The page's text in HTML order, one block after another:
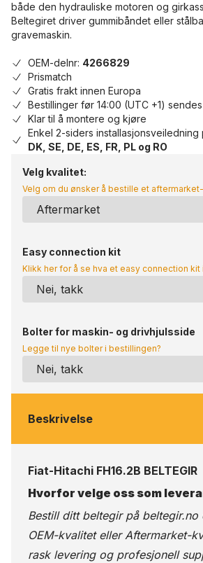
både den hydrauliske motoren og
Beltegiret driver gummibåndet eller
gravemaskin.
OEM-delnr: 4266829
Prismatch
Gratis frakt innen Europa
Bestillinger før 14:00 (UTC +1)
Klar til å montere og kjøre
Enkel 2-siders
DK, SE, DE, ES, FR, PL og RO
Velg kvalitet:
Velg om du ønsker å bestille et
Easy connection kit
Klikk her for å se hva et easy connection kit
Bolter for maskin- og drivhjulsside
Legge til nye bolter i bestillingen?
Beskrivelse
Fiat-Hitachi FH16.2B BELTEGIR
Hvorfor velge oss som
Bestill ditt beltegir på beltegir.no
OEM-kvalitet eller Aftermarket-
rask levering og profesjonell